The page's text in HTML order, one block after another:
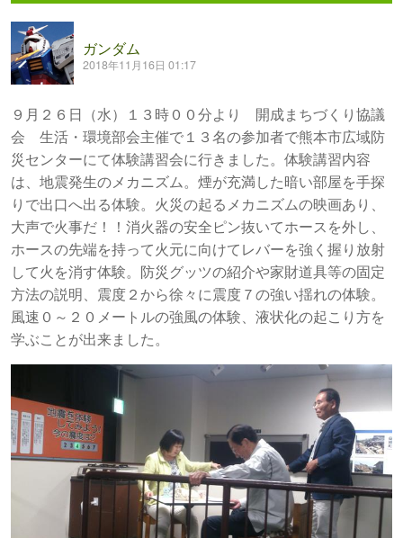
ガンダム
2018年11月16日 01:17
９月２６日（水）１３時００分より 開成まちづくり協議
会 生活・環境部会主催で１３名の参加者で熊本市広域防
災センターにて体験講習会に行きました。体験講習内容
は、地震発生のメカニズム。煙が充満した暗い部屋を手探
りで出口へ出る体験。火災の起るメカニズムの映画あり、
大声で火事だ！！消火器の安全ピン抜いてホースを外し、
ホースの先端を持って火元に向けてレバーを強く握り放射
して火を消す体験。防災グッツの紹介や家財道具等の固定
方法の説明、震度２から徐々に震度７の強い揺れの体験。
風速０～２０メートルの強風の体験、液状化の起こり方を
学ぶことが出来ました。